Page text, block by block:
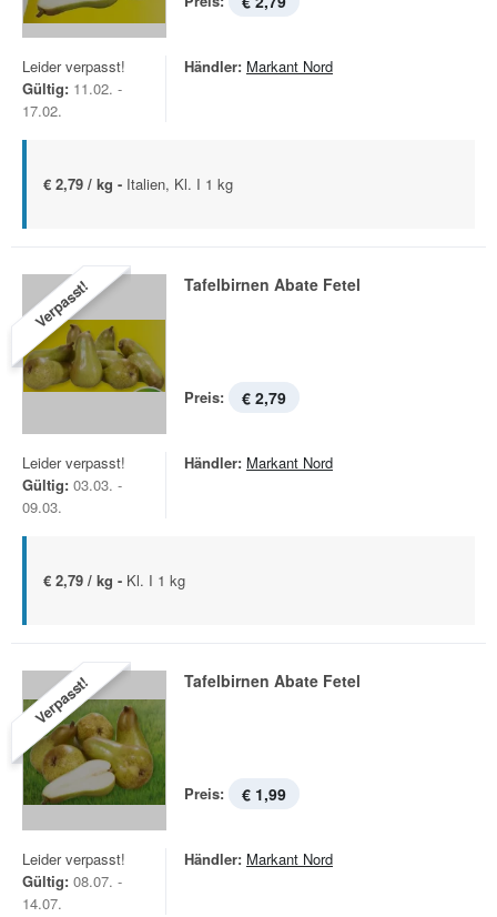
Leider verpasst!
Gültig: 11.02. -
17.02.
Händler: Markant Nord
€ 2,79 / kg - Italien, Kl. I 1 kg
Verpasst! Tafelbirnen Abate Fetel
Preis: € 2,79
Leider verpasst!
Gültig: 03.03. -
09.03.
Händler: Markant Nord
€ 2,79 / kg - Kl. I 1 kg
Verpasst! Tafelbirnen Abate Fetel
Preis: € 1,99
Leider verpasst!
Gültig: 08.07. -
14.07.
Händler: Markant Nord